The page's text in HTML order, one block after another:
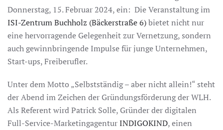
Donnerstag, 15. Februar 2024, ein: Die Veranstaltung im
ISI-Zentrum Buchholz (Bäckerstraße 6)bietet nicht nur
eine hervorragende Gelegenheit zur Vernetzung, sondern
auch gewinnbringende Impulse für junge Unternehmen,
Start-ups, Freiberufler.
Unter dem Motto „Selbstständig – aber nicht allein!“ steht
der Abend im Zeichen der Gründungsförderung der WLH.
Als Referent wird Patrick Solle, Gründer der digitalen
Full-Service-MarketingagenturINDIGOKIND, einen